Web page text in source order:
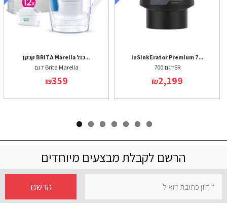
קנקן BRITA Marella כול...
דגם Brita Marella
₪359
InSinkErator Premium 7...
דגם 700SR
₪2,199
הרשם לקבלת מבצעים מיוחדים
הרשם